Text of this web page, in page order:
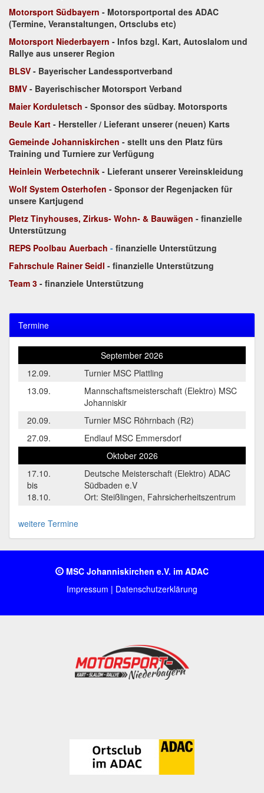
Motorsport Südbayern - Motorsportportal des ADAC
(Termine, Veranstaltungen, Ortsclubs etc)
Motorsport Niederbayern - Infos bzgl. Kart, Autoslalom und
Rallye aus unserer Region
BLSV - Bayerischer Landessportverband
BMV - Bayerischischer Motorsport Verband
Maier Korduletsch - Sponsor des südbay. Motorsports
Beule Kart - Hersteller / Lieferant unserer (neuen) Karts
Gemeinde Johanniskirchen - stellt uns den Platz fürs
Training und Turniere zur Verfügung
Heinlein Werbetechnik - Lieferant unserer Vereinskleidung
Wolf System Osterhofen - Sponsor der Regenjacken für
unsere Kartjugend
Pletz Tinyhouses, Zirkus- Wohn- & Bauwägen - finanzielle
Unterstützung
REPS Poolbau Auerbach - finanzielle Unterstützung
Fahrschule Rainer Seidl - finanzielle Unterstützung
Team 3 - finanziele Unterstützung
Termine
September 2026
12.09.
Turnier MSC Plattling
13.09.
Mannschaftsmeisterschaft (Elektro) MSC
Johanniskir
20.09.
Turnier MSC Röhrnbach (R2)
27.09.
Endlauf MSC Emmersdorf
Oktober 2026
17.10.
bis
18.10.
Deutsche Meisterschaft (Elektro) ADAC
Südbaden e.V
Ort: Steißlingen, Fahrsicherheitszentrum
weitere Termine
MSC Johanniskirchen e.V. im ADAC
Impressum | Datenschutzerklärung